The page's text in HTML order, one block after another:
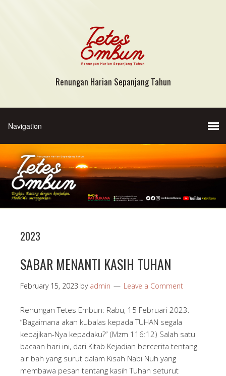
Renungan Harian Sepanjang Tahun
2023
SABAR MENANTI KASIH TUHAN
February 15, 2023 by admin Leave a Comment
Renungan Tetes Embun: Rabu, 15 Februari 2023.
“Bagaimana akan kubalas kepada TUHAN segala
kebajikan-Nya kepadaku?” (Mzm 116:12) Salah satu
bacaan hari ini, dari Kitab Kejadian bercerita tentang
air bah yang surut dalam Kisah Nabi Nuh yang
membawa pesan tentang kasih Tuhan seturut